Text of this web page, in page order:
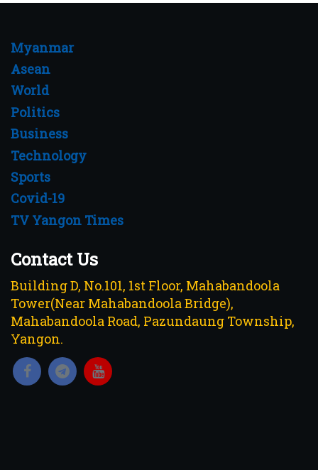
Myanmar
Asean
World
Politics
Business
Technology
Sports
Covid-19
TV Yangon Times
Contact Us
Building D, No.101, 1st Floor, Mahabandoola
Tower(Near Mahabandoola Bridge),
Mahabandoola Road, Pazundaung Township,
Yangon.